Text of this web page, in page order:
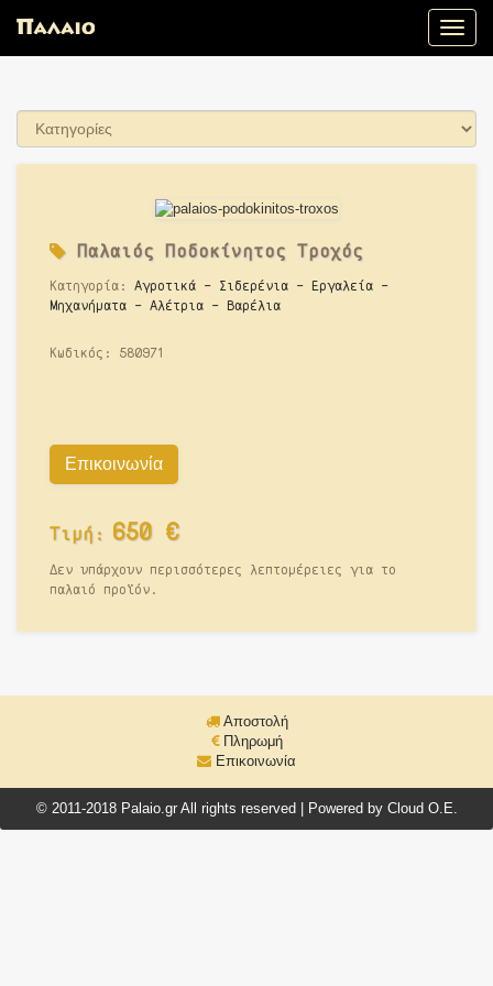
Toggle
Παλαιός Ποδοκίνητος Τροχός
Κατηγορία: Αγροτικά - Σιδερένια - Εργαλεία -
Μηχανήματα - Αλέτρια - Βαρέλια
Κωδικός: 580971
Επικοινωνία
Τιμή: 650€
Δεν υπάρχουν περισσότερες λεπτομέρειες για το
παλαιό προϊόν.
Αποστολή
Πληρωμή
Επικοινωνία
© 2011-2018 Palaio.gr All rights reserved | Powered by Cloud O.E.